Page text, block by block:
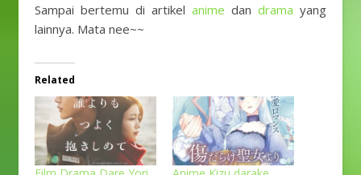
Sampai bertemu di artikel anime dan drama yang
lainnya. Mata nee~~
Related